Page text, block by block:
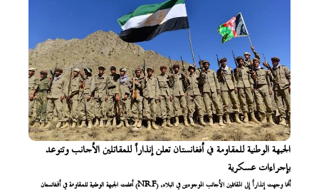
الجبهة الوطنية للمقاومة في أفغانستان تعلن إنذاراً للمقاتلين الأجانب وتتوعد
بإجراءات عسكرية
أعلنت الجبهة الوطنية للمقاومة في أفغانستان (NRF) أنها وجهت إنذاراً إلى المقاتلين الأجانب الموجودين في البلاد،